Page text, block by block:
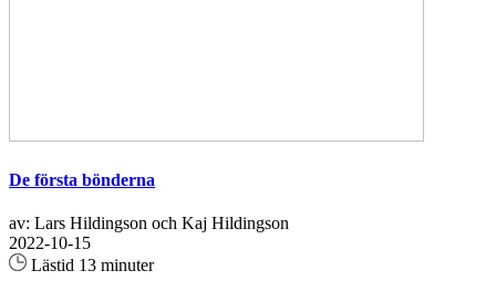
De första bönderna
av: Lars Hildingson och Kaj Hildingson
2022-10-15
Lästid 13 minuter